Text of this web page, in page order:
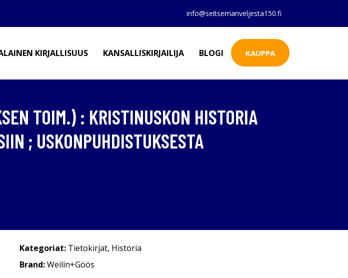
info@seitsemanveljesta150.fi
KIRJALLISUUS KANSALLISKIRJAILIJA BLOGI KAUPPA
TOIM.) : KRISTINUSKON HISTORIA
; USKONPUHDISTUKSESTA
Kategoriat: Tietokirjat, Historia
Brand:Weilin+Göös